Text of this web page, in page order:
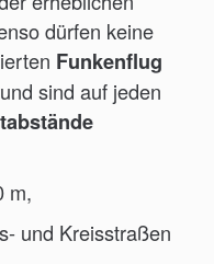
dürfen keine
Funkenflug
sind auf jeden
Kreisstraßen